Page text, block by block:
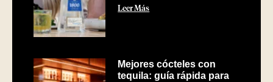
Leer Más
Mejores cócteles con
tequila: guía rápida para